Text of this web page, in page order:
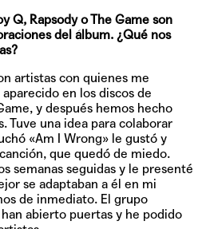
Q, Rapsody o The Game son
del álbum. ¿Qué nos
artistas con quienes me
en los discos de
y después hemos hecho
Tuve una idea para colaborar
«Am I Wrong» le gustó y
que quedó de miedo.
semanas seguidas y le presenté
se adaptaban a él en mi
de inmediato. El grupo
abierto puertas y he podido